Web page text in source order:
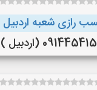
رازی شعبه اردبیل
(اردبیل )